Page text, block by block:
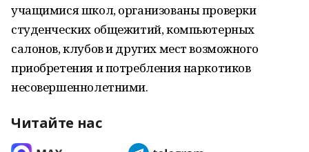
учащимися школ, организованы проверки
студенческих общежитий, компьютерных
салонов, клубов и других мест возможного
приобретения и потребления наркотиков
несовершеннолетними.
Читайте нас